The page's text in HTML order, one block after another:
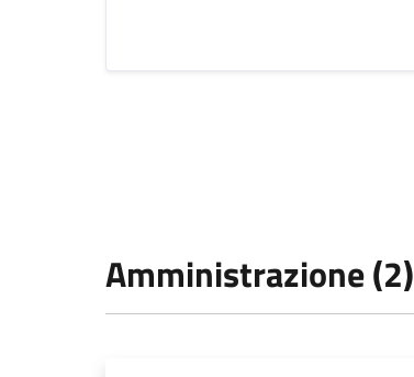
Amministrazione (2)